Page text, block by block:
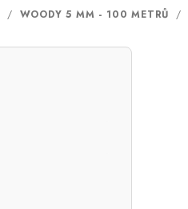
/ WOODY 5 MM - 100 METRŮ /